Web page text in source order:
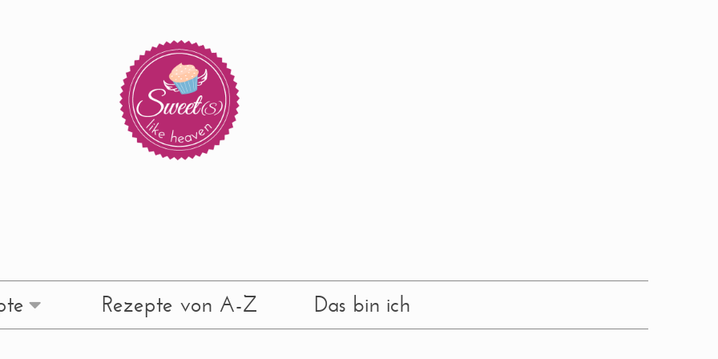
Rezepte von A-Z Das bin ich